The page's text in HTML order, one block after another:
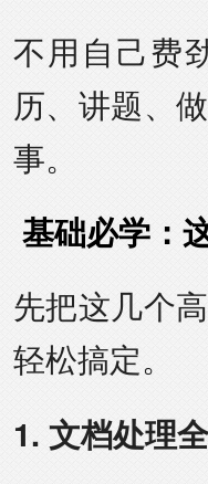
不用自己费
历、讲题、
事。
基础必学：
先把这几个
轻松搞定。
1. 文档处理